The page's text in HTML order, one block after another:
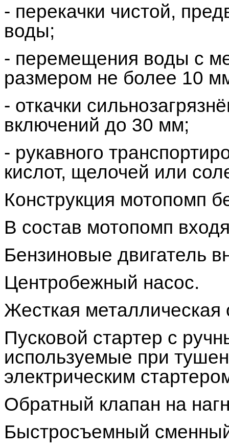
- перекачки чистой,
воды;
- перемещения воды с
размером не более 10
- откачки
включений до 30 мм;
- рукавного
кислот, щелочей или
Конструкция мотопомп
В состав мотопомп
Бензиновые двигатель
Центробежный насос.
Жесткая
Пусковой стартер с
используемые при
электрическим
Обратный клапан на
Быстросъемный